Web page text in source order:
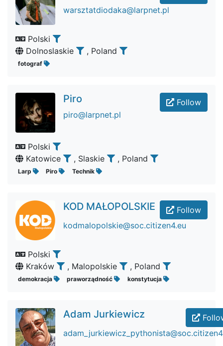
warsztatdiodaka@larpnet.pl
Polski
Dolnoslaskie
, Poland
fotograf
Follow
Piro
piro@larpnet.pl
Polski
Katowice
, Slaskie , Poland
Larp Piro Technik
Follow
KOD MAŁOPOLSKIE
kodmalopolskie@soc.citizen4.eu
Polski
Kraków
, Malopolskie , Poland
demokracja praworządność konstytucja
Adam Jurkiewicz